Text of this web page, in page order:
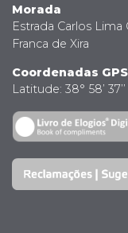
Morada
Estrada Carlos
Franca de Xira
Coordenadas GPS
Latitude: 38° 58’ 37’’